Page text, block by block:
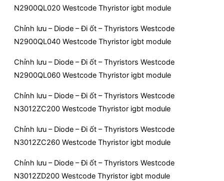
N2900QL020 Westcode Thyristor igbt module
Chỉnh lưu – Diode – Đi ốt – Thyristors Westcode
N2900QL040 Westcode Thyristor igbt module
Chỉnh lưu – Diode – Đi ốt – Thyristors Westcode
N2900QL060 Westcode Thyristor igbt module
Chỉnh lưu – Diode – Đi ốt – Thyristors Westcode
N3012ZC200 Westcode Thyristor igbt module
Chỉnh lưu – Diode – Đi ốt – Thyristors Westcode
N3012ZC260 Westcode Thyristor igbt module
Chỉnh lưu – Diode – Đi ốt – Thyristors Westcode
N3012ZD200 Westcode Thyristor igbt module